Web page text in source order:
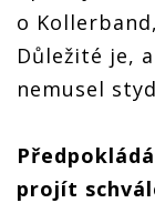
o
Důležité je,
nemusel
projít